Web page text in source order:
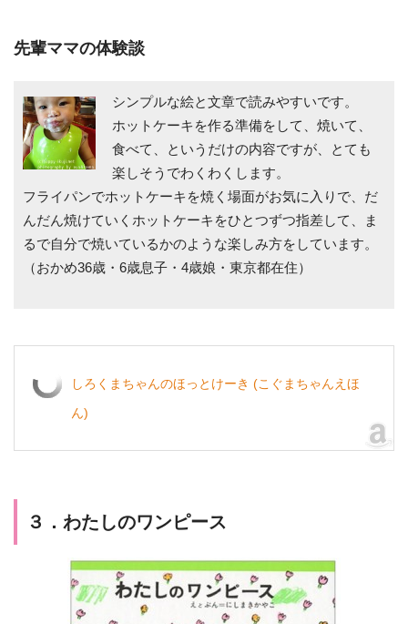
先輩ママの体験談
シンプルな絵と文章で読みやすいです。
ホットケーキを作る準備をして、焼いて、
食べて、というだけの内容ですが、とても
楽しそうでわくわくします。
フライパンでホットケーキを焼く場面がお気に入りで、だ
んだん焼けていくホットケーキをひとつずつ指差して、ま
るで自分で焼いているかのような楽しみ方をしています。
（おかめ36歳・6歳息子・4歳娘・東京都在住）
しろくまちゃんのほっとけーき (こぐまちゃんえほ
ん)
３．わたしのワンピース